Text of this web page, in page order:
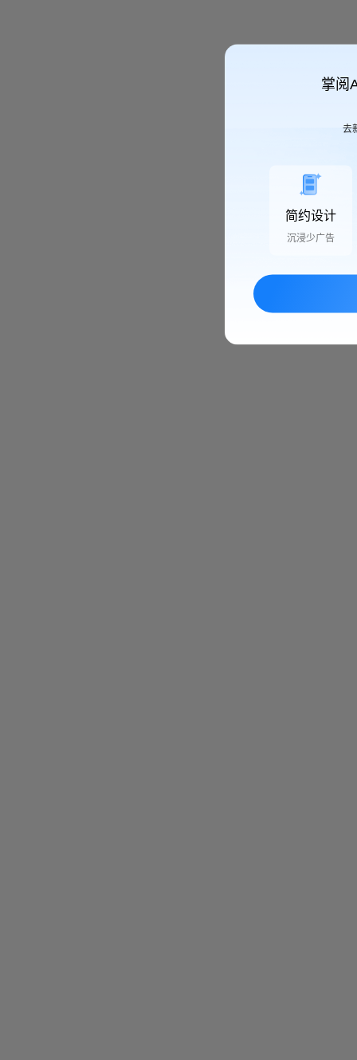
掌阅
去
简约设计
沉浸少广告